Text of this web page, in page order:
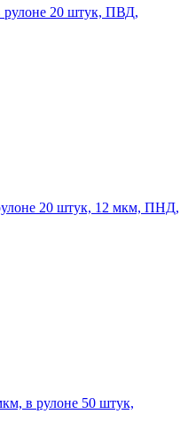
20 штук, ПВД,
20 штук, 12 мкм, ПНД,
в рулоне 50 штук,